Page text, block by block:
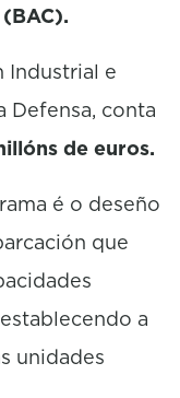
Industrial e
Defensa, conta
de euros.
é o deseño
que
a
unidades